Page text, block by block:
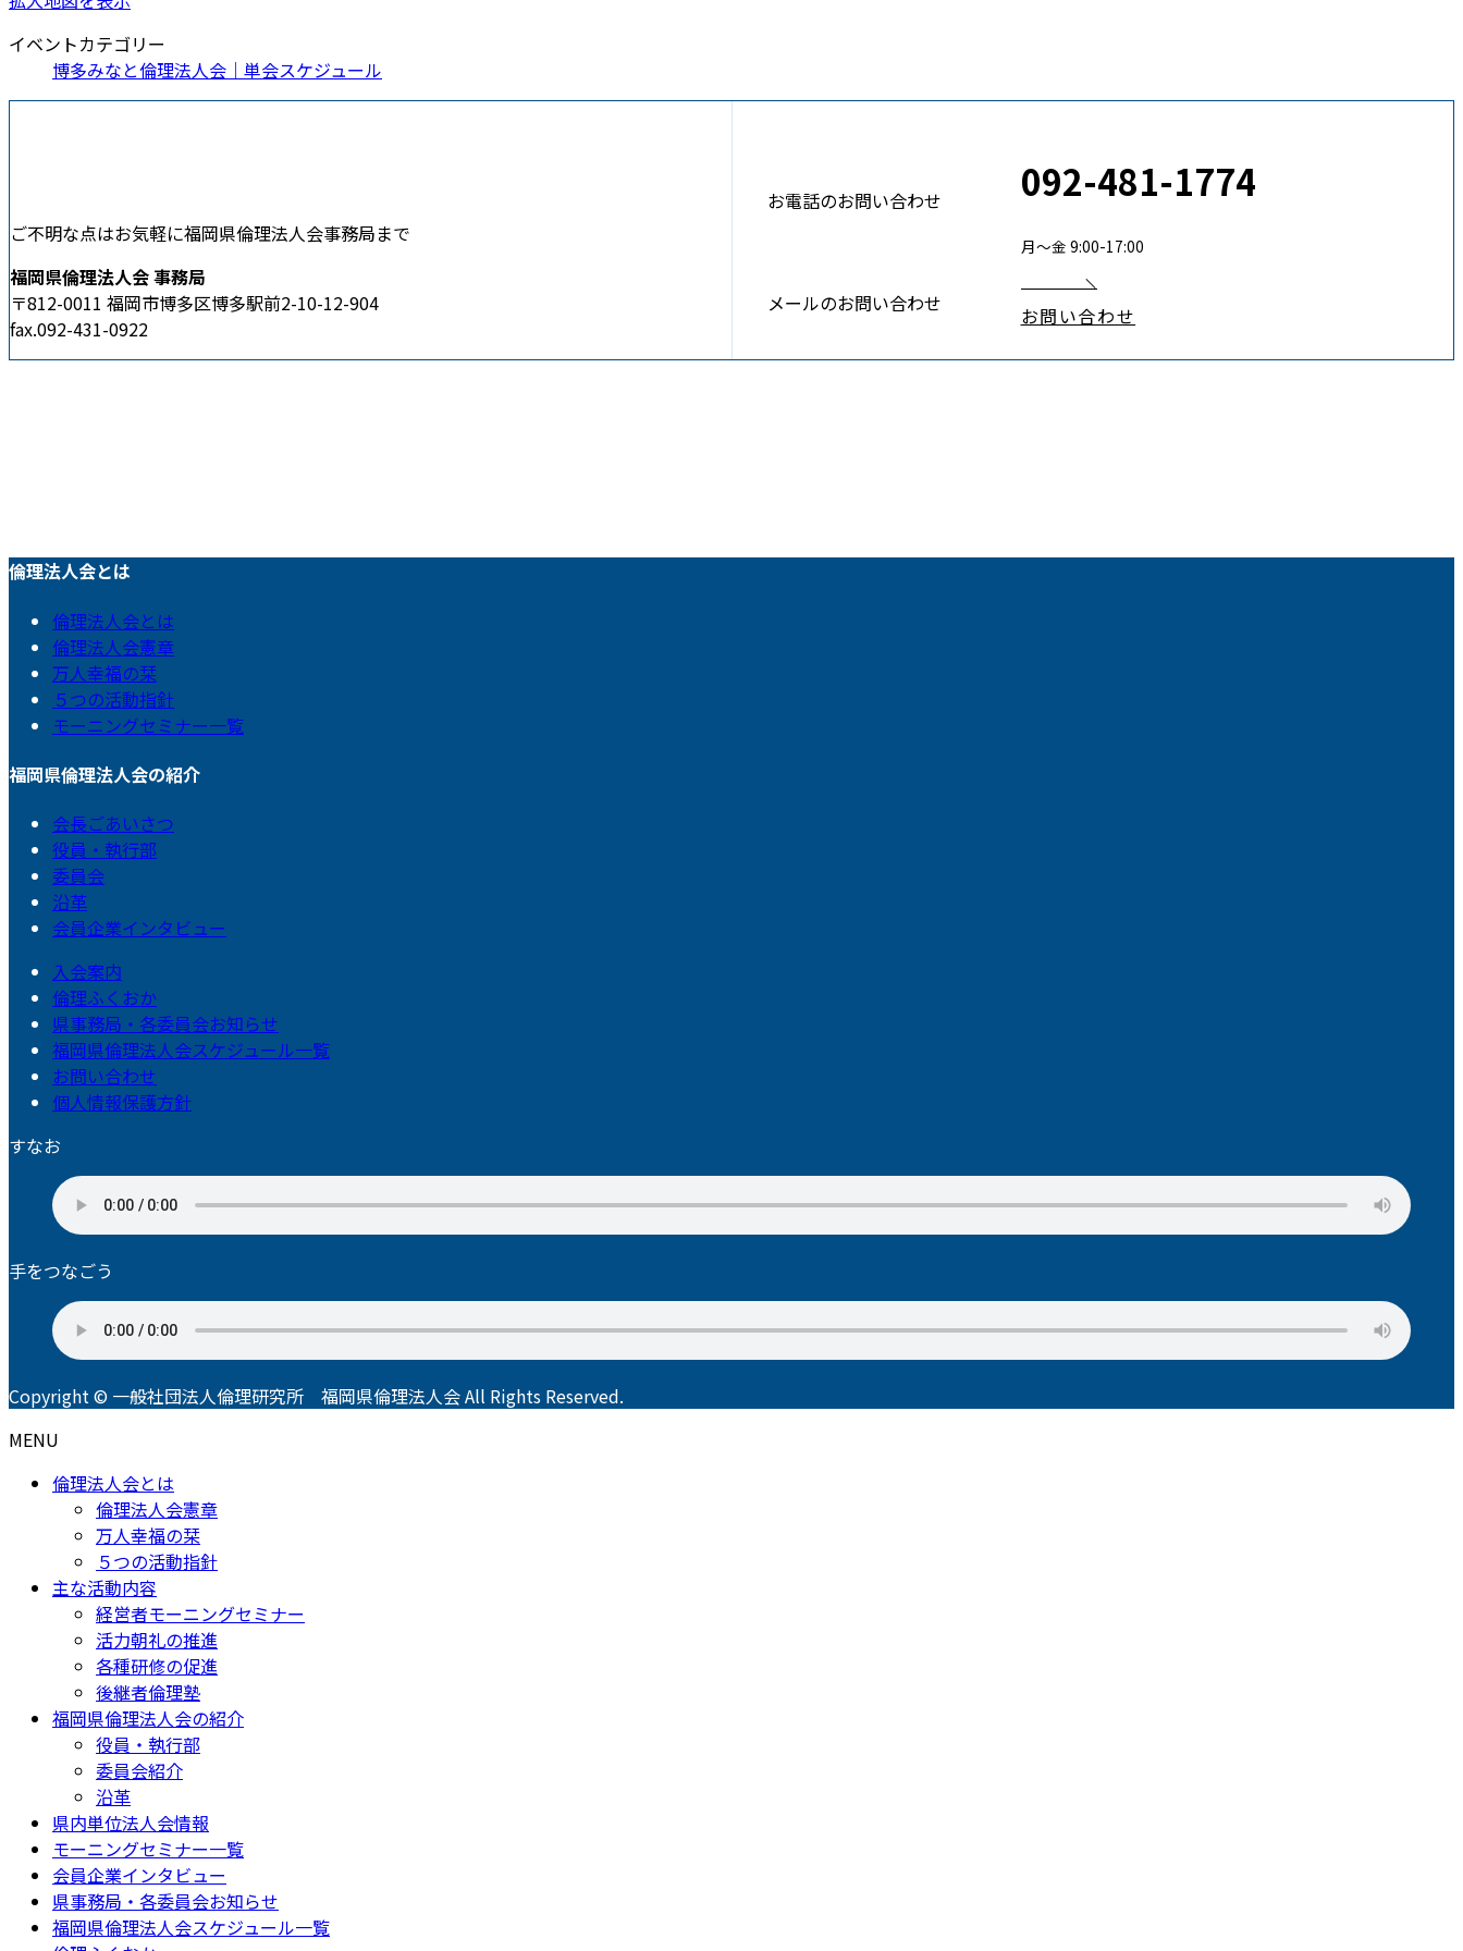
イベントカテゴリー
博多みなと倫理法人会｜単会スケジュール
ご不明な点はお気軽に福岡県倫理法人会事務局まで
福岡県倫理法人会 事務局
〒812-0011 福岡市博多区博多駅前2-10-12-904
fax.092-431-0922
お電話のお問い合わせ 092-481-1774
月〜金 9:00-17:00
メールのお問い合わせ お問い合わせ
倫理法人会とは
倫理法人会とは
倫理法人会憲章
万人幸福の栞
５つの活動指針
モーニングセミナー一覧
福岡県倫理法人会の紹介
会長ごあいさつ
役員・執行部
委員会
沿革
会員企業インタビュー
入会案内
倫理ふくおか
県事務局・各委員会お知らせ
福岡県倫理法人会スケジュール一覧
お問い合わせ
個人情報保護方針
すなお
手をつなごう
Copyright © 一般社団法人倫理研究所 福岡県倫理法人会 All Rights Reserved.
MENU
倫理法人会とは
倫理法人会憲章
万人幸福の栞
５つの活動指針
主な活動内容
経営者モーニングセミナー
活力朝礼の推進
各種研修の促進
後継者倫理塾
福岡県倫理法人会の紹介
役員・執行部
委員会紹介
沿革
県内単位法人会情報
モーニングセミナー一覧
会員企業インタビュー
県事務局・各委員会お知らせ
福岡県倫理法人会スケジュール一覧